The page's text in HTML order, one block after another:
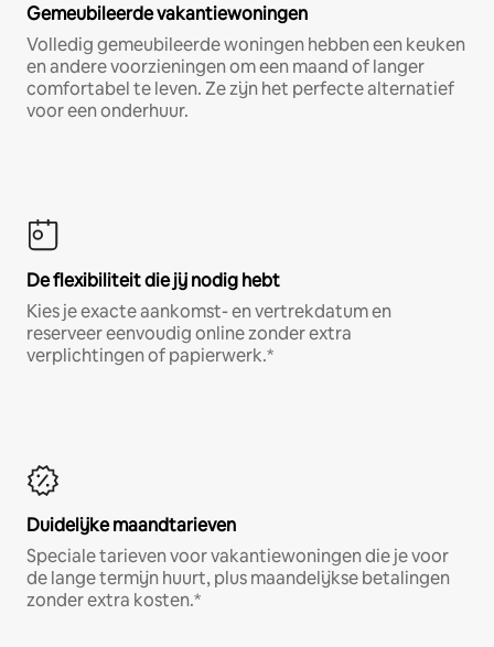
Gemeubileerde vakantiewoningen
Volledig gemeubileerde woningen hebben een keuken
en andere voorzieningen om een maand of langer
comfortabel te leven. Ze zijn het perfecte alternatief
voor een onderhuur.
De flexibiliteit die jij nodig hebt
Kies je exacte aankomst- en vertrekdatum en
reserveer eenvoudig online zonder extra
verplichtingen of papierwerk.*
Duidelijke maandtarieven
Speciale tarieven voor vakantiewoningen die je voor
de lange termijn huurt, plus maandelijkse betalingen
zonder extra kosten.*